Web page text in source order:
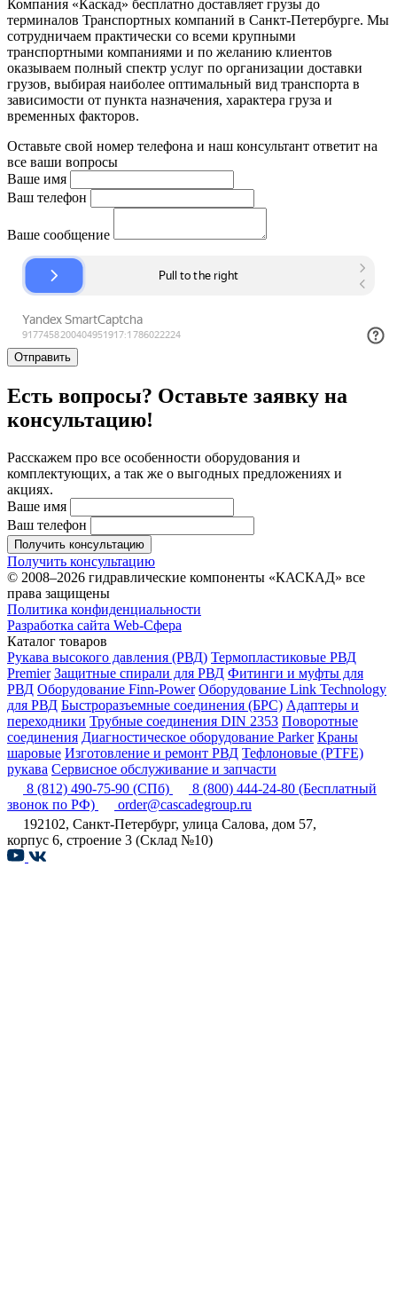
Компания «Каскад» бесплатно доставляет грузы до
терминалов Транспортных компаний в Санкт-Петербурге. Мы
сотрудничаем практически со всеми крупными
транспортными компаниями и по желанию клиентов
оказываем полный спектр услуг по организации доставки
грузов, выбирая наиболее оптимальный вид транспорта в
зависимости от пункта назначения, характера груза и
временных факторов.
Оставьте свой номер телефона и наш консультант ответит на
все ваши вопросы
Ваше имя
Ваш телефон
Ваше сообщение
Отправить
Есть вопросы? Оставьте заявку на
консультацию!
Расскажем про все особенности оборудования и
комплектующих, а так же о выгодных предложениях и
акциях.
Ваше имя
Ваш телефон
Получить консультацию
Получить консультацию
© 2008–2026 гидравлические компоненты «КАСКАД» все
права защищены
Политика конфиденциальности
Разработка сайта Web-Сфера
Каталог товаров
Рукава высокого давления (РВД) Термопластиковые РВД
Premier Защитные спирали для РВД Фитинги и муфты для
РВД Оборудование Finn-Power Оборудование Link Technology
для РВД Быстроразъемные соединения (БРС) Адаптеры и
переходники Трубные соединения DIN 2353 Поворотные
соединения Диагностическое оборудование Parker Краны
шаровые Изготовление и ремонт РВД Тефлоновые (PTFE)
рукава Сервисное обслуживание и запчасти
8 (812) 490-75-90 (СПб) 8 (800) 444-24-80 (Бесплатный
звонок по РФ)
order@cascadegroup.ru
192102, Санкт-Петербург, улица Салова, дом 57,
корпус 6, строение 3 (Склад №10)